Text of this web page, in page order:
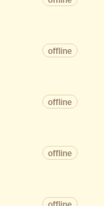
offline
offline
offline